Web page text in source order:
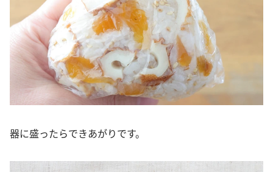
器に盛ったらできあがりです。